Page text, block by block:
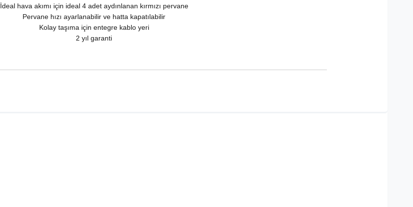
İdeal hava akımı için ideal 4 adet aydınlanan kırmızı pervane
Pervane hızı ayarlanabilir ve hatta kapatılabilir
Kolay taşıma için entegre kablo yeri
2 yıl garanti